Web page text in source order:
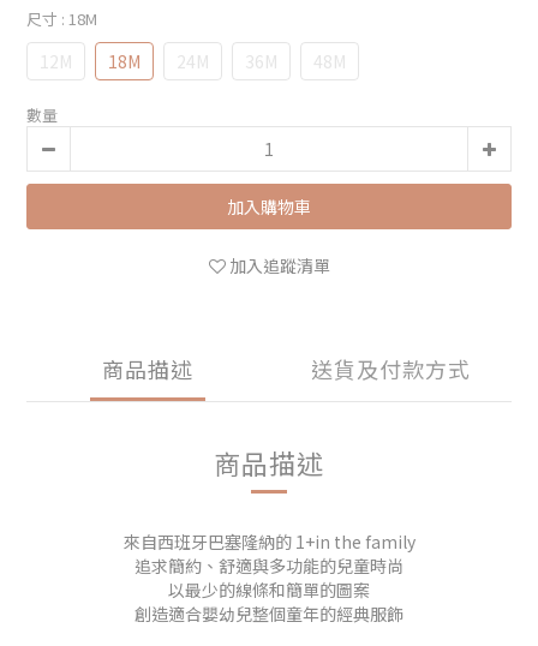
尺寸 : 18M
12M 18M 24M 36M 48M
數量
加入購物車
加入追蹤清單
商品描述 送貨及付款方式
商品描述
來自西班牙巴塞隆納的 1+in the family
追求簡約、舒適與多功能的兒童時尚
以最少的線條和簡單的圖案
創造適合嬰幼兒整個童年的經典服飾